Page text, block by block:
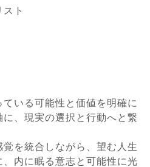
ト
いる可能性と価値を明確に
に、現実の選択と行動へと繋
を統合しながら、望む人生
内に眠る意志と可能性に光